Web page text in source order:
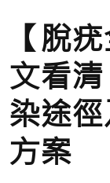
【脫
文看
染途
方案